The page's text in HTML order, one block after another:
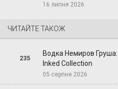
16 липня 2026
ЧИТАЙТЕ ТАКОЖ
235
Водка Немиров
Inked Collection
05 серпня 2026